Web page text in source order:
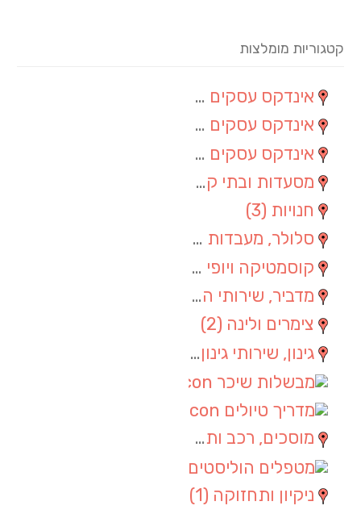
קטגוריות מומלצות
אינדקס עסקים מרחבי
אינדקס עסקים מקומי
אינדקס עסקים ארצי
מסעדות ובתי קפה
חנויות (3)
סלולר, מעבדות סלולר
קוסמטיקה ויופי (3)
מדביר, שירותי הדברה
צימרים ולינה (2)
גינון, שירותי גינון (1)
מוסכים, רכב ותחבורה
ניקיון ותחזוקה (1)